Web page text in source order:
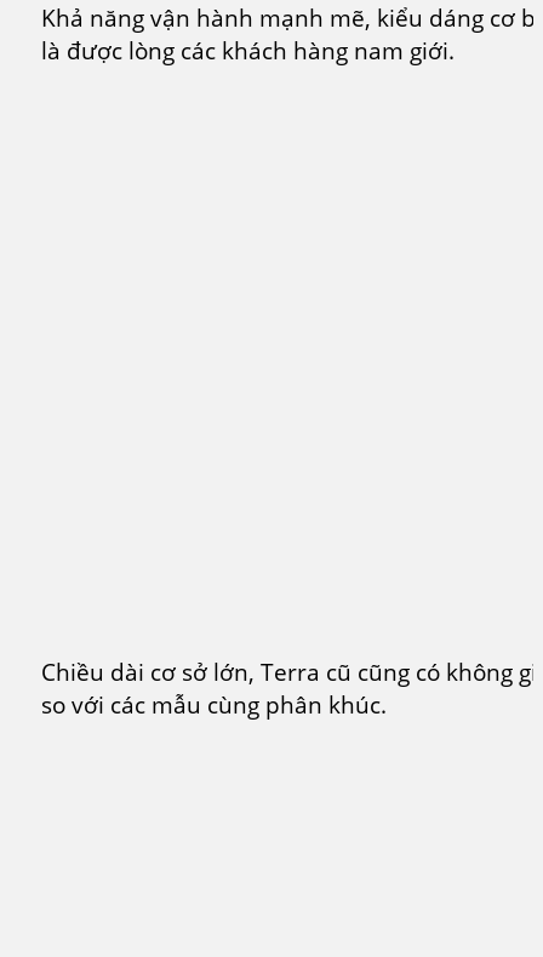
Khả năng vận hành mạnh mẽ, kiểu dáng cơ
là được lòng các khách hàng nam giới.
Chiều dài cơ sở lớn, Terra cũ cũng có không
so với các mẫu cùng phân khúc.